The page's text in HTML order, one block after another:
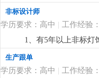
装中的异常问题，能
识。
非标设计师
学历要求：高中 | 工作经验
1、有5年以上非标
2、懂安规，精通
项目进度，接受加班。
生产跟单
学历要求：高中 | 工作经验